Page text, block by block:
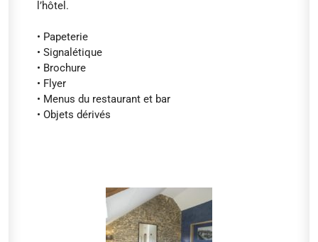
l’hôtel.
• Papeterie
• Signalétique
• Brochure
• Flyer
• Menus du restaurant et bar
• Objets dérivés